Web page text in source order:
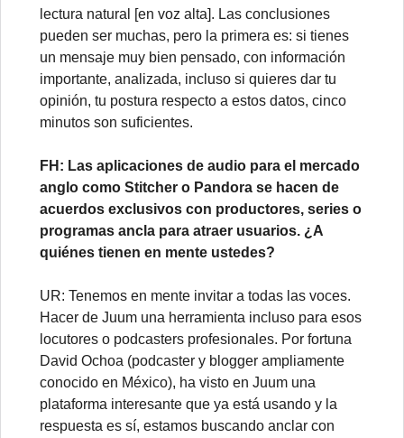
lectura natural [en voz alta]. Las conclusiones
pueden ser muchas, pero la primera es: si tienes
un mensaje muy bien pensado, con información
importante, analizada, incluso si quieres dar tu
opinión, tu postura respecto a estos datos, cinco
minutos son suficientes.
FH: Las aplicaciones de audio para el mercado
anglo como Stitcher o Pandora se hacen de
acuerdos exclusivos con productores, series o
programas ancla para atraer usuarios. ¿A
quiénes tienen en mente ustedes?
UR: Tenemos en mente invitar a todas las voces.
Hacer de Juum una herramienta incluso para esos
locutores o podcasters profesionales. Por fortuna
David Ochoa (podcaster y blogger ampliamente
conocido en México), ha visto en Juum una
plataforma interesante que ya está usando y la
respuesta es sí, estamos buscando anclar con